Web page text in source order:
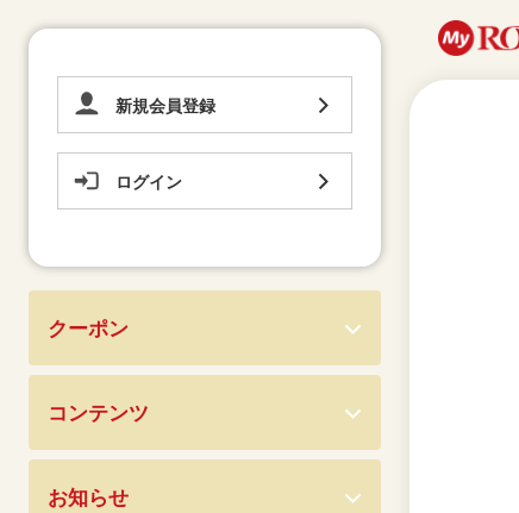
新規会員登録
ログイン
クーポン
コンテンツ
お知らせ